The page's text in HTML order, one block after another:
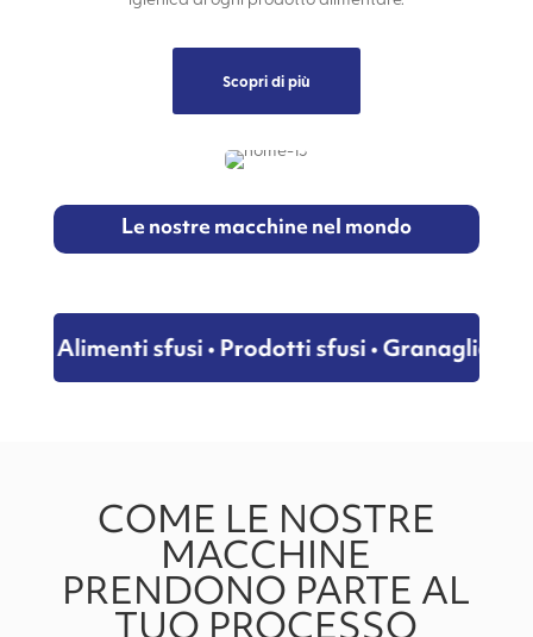
Scopri di più
Le nostre macchine nel mondo
Alimenti sfusi • Prodotti sfusi • Granaglie •
COME LE NOSTRE
MACCHINE
PRENDONO PARTE AL
TUO PROCESSO